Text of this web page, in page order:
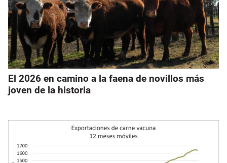
El 2026 en camino a la faena de novillos más
joven de la historia